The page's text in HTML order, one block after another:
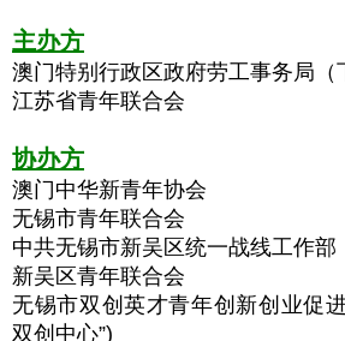
主办方
澳门特别行政区政府劳工事务局（
江苏省青年联合会
协办方
澳门中华新青年协会
无锡市青年联合会
中共无锡市新吴区统一战线工作部
新吴区青年联合会
无锡市双创英才青年创新创业促
双创中心”)